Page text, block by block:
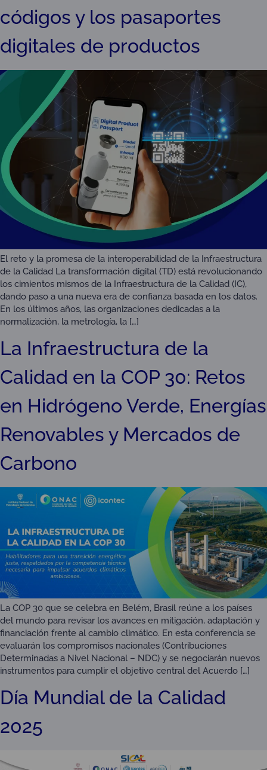
códigos y los pasaportes
digitales de productos
El reto y la promesa de la interoperabilidad de la Infraestructura
de la Calidad La transformación digital (TD) está revolucionando
los cimientos mismos de la Infraestructura de la Calidad (IC),
dando paso a una nueva era de confianza basada en los datos.
En los últimos años, las organizaciones dedicadas a la
normalización, la metrología, la […]
La Infraestructura de la
Calidad en la COP 30: Retos
en Hidrógeno Verde, Energías
Renovables y Mercados de
Carbono
La COP 30 que se celebra en Belém, Brasil reúne a los países
del mundo para revisar los avances en mitigación, adaptación y
financiación frente al cambio climático. En esta conferencia se
evaluarán los compromisos nacionales (Contribuciones
Determinadas a Nivel Nacional – NDC) y se negociarán nuevos
instrumentos para cumplir el objetivo central del Acuerdo […]
Día Mundial de la Calidad
2025